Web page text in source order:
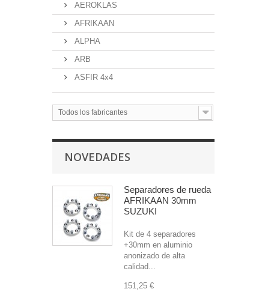
AEROKLAS
AFRIKAAN
ALPHA
ARB
ASFIR 4x4
Todos los fabricantes
NOVEDADES
Separadores de rueda
AFRIKAAN 30mm
SUZUKI
Kit de 4 separadores
+30mm en aluminio
anonizado de alta
calidad...
151,25 €